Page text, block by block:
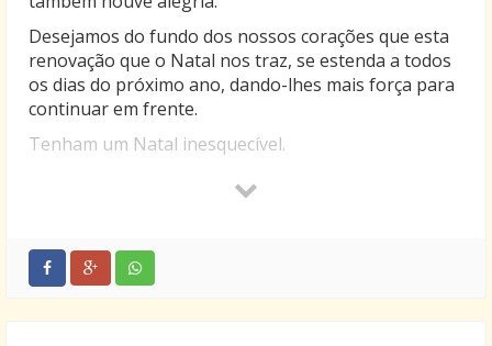
Desejamos do fundo dos nossos corações que esta
renovação que o Natal nos traz, se estenda a todos
os dias do próximo ano, dando-lhes mais força para
continuar em frente.
Tenham um Natal inesquecível.
Um abraço de nossa família a vocês com muito